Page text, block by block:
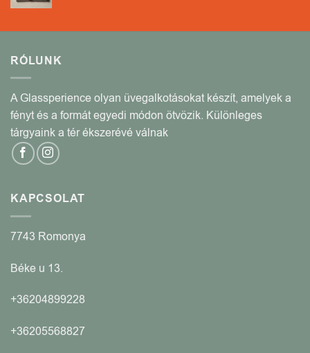
RÓLUNK
A Glassperience olyan üvegalkotásokat készít, amelyek a
fényt és a formát egyedi módon ötvözik. Különleges
tárgyaink a tér ékszerévé válnak
KAPCSOLAT
7743 Romonya
Béke u 13.
+36204899228
+36205568827